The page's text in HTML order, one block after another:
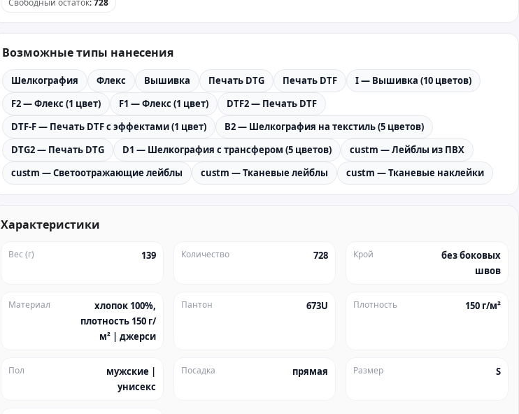
Свободный остаток:728
Возможные типы нанесения
Шелкография Флекс Вышивка Печать DTG Печать DTF
I — Вышивка (10 цветов)
F2 — Флекс (1 цвет)
F1 — Флекс (1 цвет)
DTF2 — Печать DTF
DTF-F — Печать DTF с эффектами (1 цвет)
B2 — Шелкография на текстиль (5 цветов)
DTG2 — Печать DTG
D1 — Шелкография с трансфером (5 цветов)
custm — Лейблы из ПВХ
custm — Светоотражающие лейблы
custm — Тканевые лейблы custm — Тканевые наклейки
Характеристики
Вес (г) 139 Количество 728 Крой
без боковых
швов
Материал
хлопок 100%,
плотность 150 г/
м² | джерси
Пантон 673U Плотность 150 г/м²
Пол
мужские |
унисекс
Посадка прямая Размер S